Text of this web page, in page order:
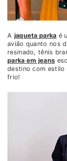
A jaqueta parka é
avião quanto nos
resinado, tênis
parka em jeans
destino com estilo
frio!